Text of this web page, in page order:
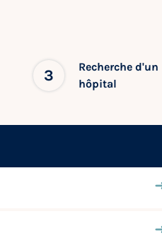
3
Recherche d'un
hôpital